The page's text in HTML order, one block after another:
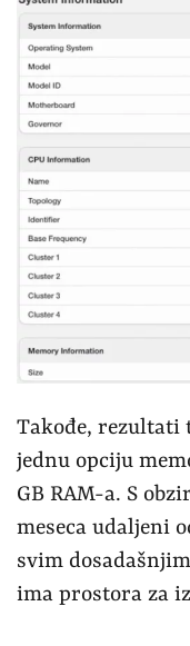
Takođe, rezultati
jednu opciju
GB RAM-a. S
meseca udaljeni
svim
ima prostora za